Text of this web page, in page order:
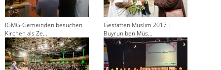
IGMG-Gemeinden besuchen
Kirchen als Ze...
Gestatten Muslim 2017 |
Buyrun ben Müs...